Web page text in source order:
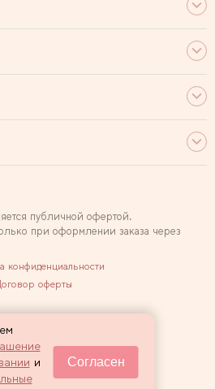
— 2026 Sewclub
публичной офертой.
при оформлении заказа через
конфиденциальности
оферты
и
Согласен